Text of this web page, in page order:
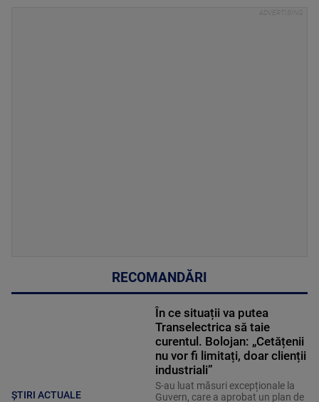
RECOMANDĂRI
ȘTIRI ACTUALE
În ce situații va putea
Transelectrica să taie
curentul. Bolojan: „Cetățenii
nu vor fi limitați, doar clienții
industriali”
S-au luat măsuri excepționale la
Guvern, care a aprobat un plan de